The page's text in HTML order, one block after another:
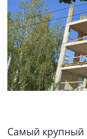
Самый крупный